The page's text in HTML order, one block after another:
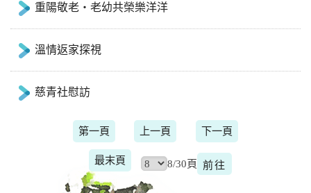
重陽敬老‧老幼共榮樂洋洋
溫情返家探視
慈青社慰訪
第一頁 上一頁 下一頁
最末頁 8/30頁